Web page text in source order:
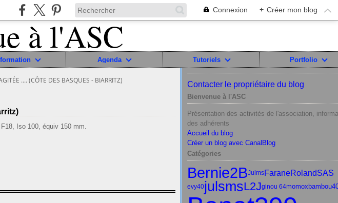
Connexion + Créer mon blog
Agenda Tutoriels Portfolio
.... (CÔTE DES BASQUES - BIARRITZ)
Iso 100, équiv 150 mm.
Contacter le propriétaire du blog
Bienvenue à l'ASC
Présentation des activités de l'association,
des adhérents
Accueil du blog
Créer un blog avec CanalBlog
Catégories
Bernie2BJulmsFaraneRolandSAS
evy40julsmsL2Jginou 64momox